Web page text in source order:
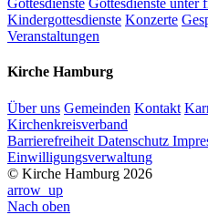
Gottesdienste Gottesdienste unter
Kindergottesdienste Konzerte
Veranstaltungen
Kirche Hamburg
Über uns Gemeinden Kontakt
Kirchenkreisverband
Barrierefreiheit Datenschutz
Einwilligungsverwaltung
© Kirche Hamburg 2026
arrow_up
Nach oben